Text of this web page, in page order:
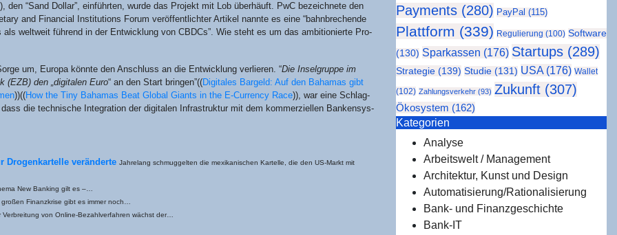
“Sand Dol­lar”, ein­führ­ten, wur­de das Pro­jekt mit Lob über­häuft. PwC bezeich­ne­te den
and Finan­cial Insti­tu­ti­ons Forum ver­öf­fent­lich­ter Arti­kel nann­te es eine “bahn­bre­chen­de
als welt­weit füh­rend in der Ent­wick­lung von CBDCs”. Wie steht es um das ambi­tio­nier­te Pro­
um, Euro­pa könn­te den Anschluss an die Ent­wick­lung ver­lie­ren. “Die Insel­grup­pe im
(EZB) den „digi­ta­len Euro“ an den Start brin­gen”((Digi­ta­les Bar­geld: Auf den Baha­mas gibt
))((How the Tiny Baha­mas Beat Glo­bal Giants in the E‑Currency Race)), war eine Schlag­
die tech­ni­sche Inte­gra­ti­on der digi­ta­len Infra­struk­tur mit dem kom­mer­zi­el­len Ban­ken­sys­
Dro­gen­kar­tel­le ver­än­der­te Jah­re­lang schmug­gel­ten die mexi­ka­ni­schen Kar­tel­le, die den US-Markt mit
New Ban­king gilt es –…
Finanz­kri­se gibt es immer noch…
von Online-Bezahl­­ver­­­fah­­ren wächst der…
Payments (280) PayPal (115)
Plattform (339) Regulierung (100) Software
(130) Sparkassen (176) Startups (289)
Strategie (139) Studie (131) USA (176) Wallet
(102) Zahlungsverkehr (93) Zukunft (307)
Ökosystem (162)
Kate­go­rien
Analyse
Arbeitswelt / Management
Architektur, Kunst und Design
Automatisierung/Rationalisierung
Bank- und Finanzgeschichte
Bank-IT